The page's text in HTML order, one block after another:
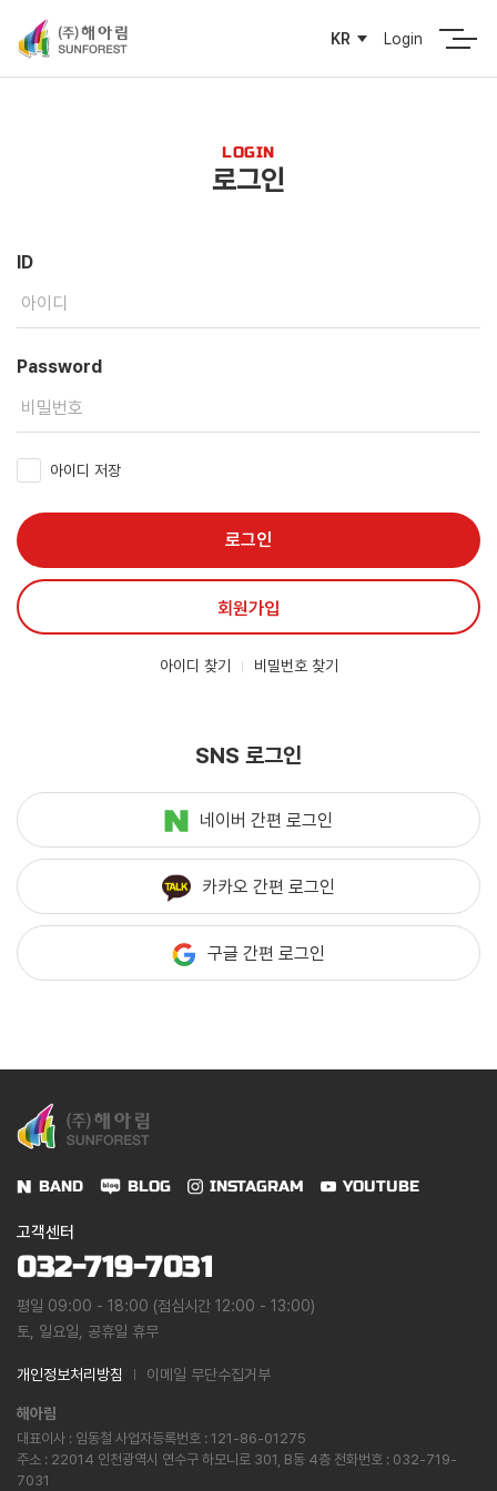
KR Login
LOGIN
로그인
ID
Password
아이디 저장
로그인
회원가입
아이디 찾기 비밀번호 찾기
SNS 로그인
네이버 간편 로그인
카카오 간편 로그인
구글 간편 로그인
BAND BLOG INSTAGRAM YOUTUBE
고객센터
032-719-7031
평일 09:00 - 18:00 (점심시간 12:00 - 13:00)
토, 일요일, 공휴일 휴무
개인정보처리방침 이메일 무단수집거부
해아림
대표이사 : 임동철 사업자등록번호 : 121-86-01275
주소 : 22014 인천광역시 연수구 하모니로 301, B동 4층 전화번호 : 032-719-
7031